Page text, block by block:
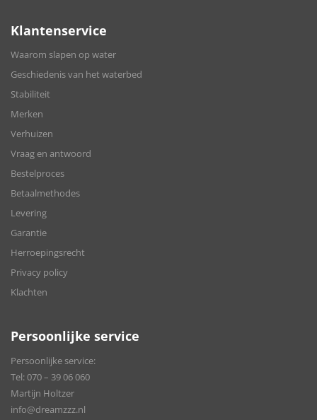
Klantenservice
Waarom slapen op water
Geschiedenis van het waterbed
Stabiliteit
Merken
Verhuizen
Vraag en antwoord
Bestelproces
Betaalmethodes
Levering
Garantie
Herroepingsrecht
Privacy policy
Klachten
Persoonlijke service
Persoonlijke service:
Tel:070 – 39 06 060
Martijn Holtzer
info@dreamzzz.nl